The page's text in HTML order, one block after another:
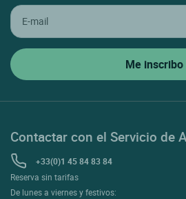
Contactar con el Servicio de
+33(0)1 45 84 83 84
Reserva sin tarifas
De lunes a viernes y festivos: